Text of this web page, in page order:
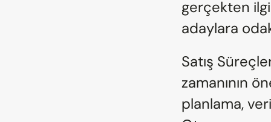
gerçekten
adaylara
Satış
zamanının
planlama,